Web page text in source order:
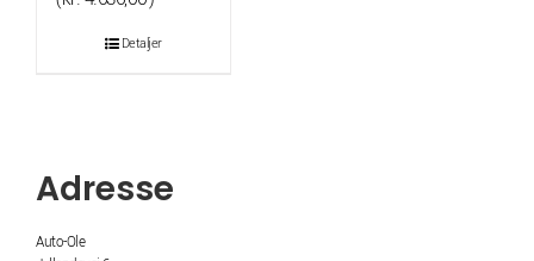
pris
Detaljer
Adresse
Auto-Ole